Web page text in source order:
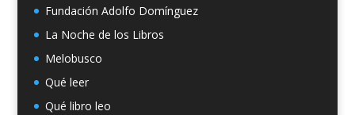
Fundación Adolfo Domínguez
La Noche de los Libros
Melobusco
Qué leer
Qué libro leo